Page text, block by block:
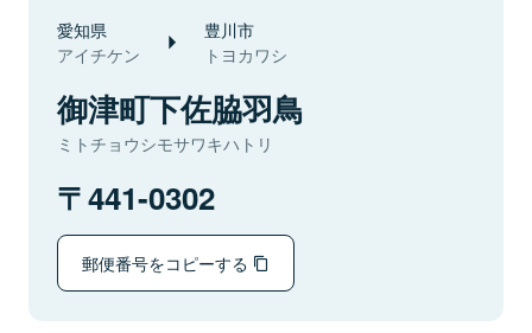
愛知県
アイチケン
豊川市
トヨカワシ
御津町下佐脇羽鳥
ミトチョウシモサワキハトリ
441-0302
郵便番号をコピーする